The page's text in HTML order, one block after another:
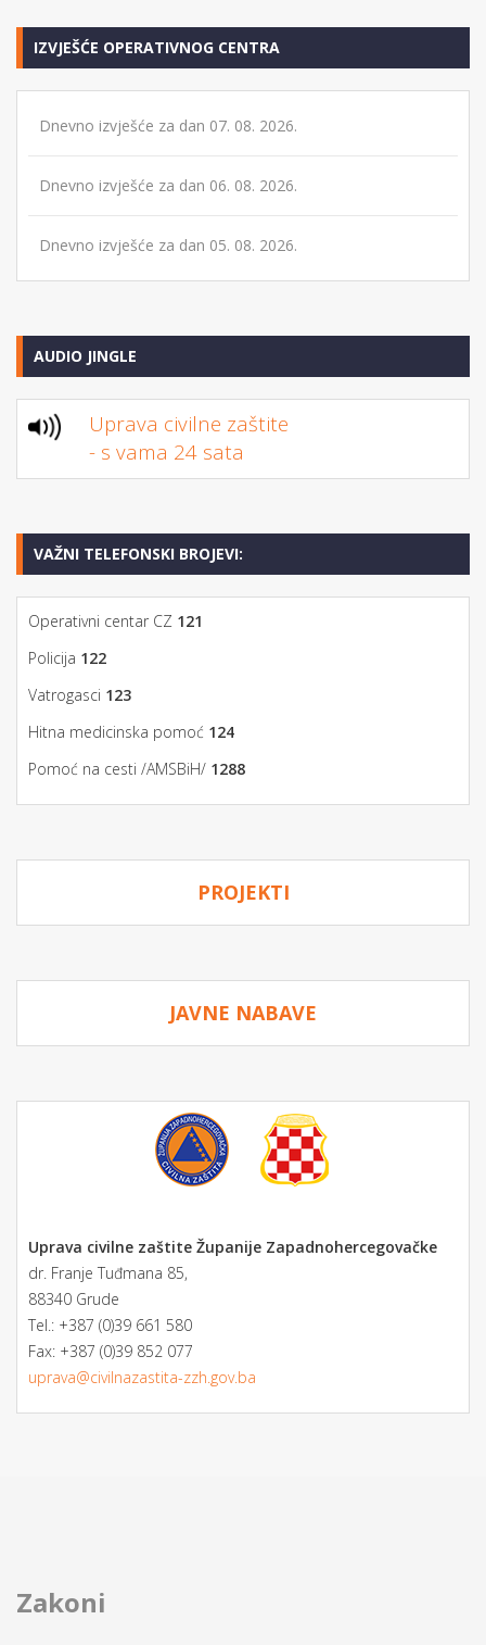
IZVJEŠĆE OPERATIVNOG CENTRA
Dnevno izvješće za dan 07. 08. 2026.
Dnevno izvješće za dan 06. 08. 2026.
Dnevno izvješće za dan 05. 08. 2026.
AUDIO JINGLE
Uprava civilne zaštite
- s vama 24 sata
VAŽNI TELEFONSKI BROJEVI:
Operativni centar CZ 121
Policija 122
Vatrogasci 123
Hitna medicinska pomoć 124
Pomoć na cesti /AMSBiH/ 1288
PROJEKTI
JAVNE NABAVE
Uprava civilne zaštite Županije Zapadnohercegovačke
dr. Franje Tuđmana 85,
88340 Grude
Tel.: +387 (0)39 661 580
Fax: +387 (0)39 852 077
uprava@civilnazastita-zzh.gov.ba
Zakoni